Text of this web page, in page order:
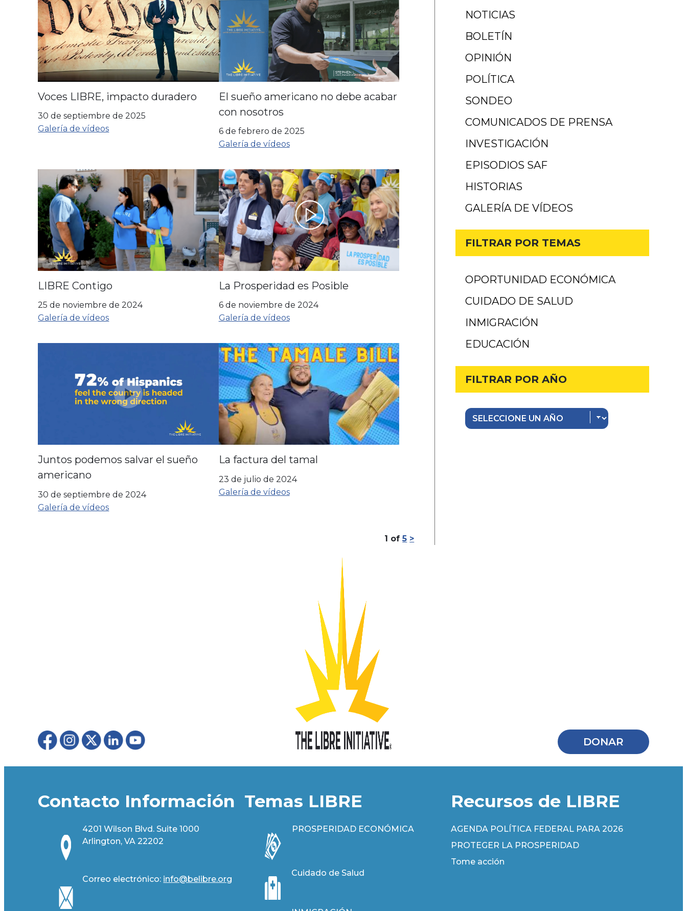
Voces LIBRE, impacto duradero
30 de septiembre de 2025
Galería de vídeos
El sueño americano no debe acabar
con nosotros
6 de febrero de 2025
Galería de vídeos
LIBRE Contigo
25 de noviembre de 2024
Galería de vídeos
La Prosperidad es Posible
6 de noviembre de 2024
Galería de vídeos
Juntos podemos salvar el sueño
americano
30 de septiembre de 2024
Galería de vídeos
La factura del tamal
23 de julio de 2024
Galería de vídeos
1 of 5 >
NOTICIAS
BOLETÍN
OPINIÓN
POLÍTICA
SONDEO
COMUNICADOS DE PRENSA
INVESTIGACIÓN
EPISODIOS SAF
HISTORIAS
GALERÍA DE VÍDEOS
FILTRAR POR TEMAS
OPORTUNIDAD ECONÓMICA
CUIDADO DE SALUD
INMIGRACIÓN
EDUCACIÓN
FILTRAR POR AÑO
DONAR
Contacto Información
4201 Wilson Blvd. Suite 1000
Arlington, VA 22202
Correo electrónico: info@belibre.org
Temas LIBRE
PROSPERIDAD ECONÓMICA
Cuidado de Salud
Recursos de LIBRE
AGENDA POLÍTICA FEDERAL PARA 2026
PROTEGER LA PROSPERIDAD
Tome acción